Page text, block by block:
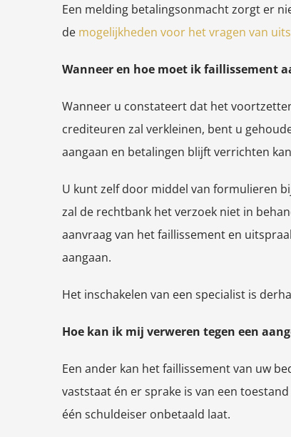
Een melding betalingsonmacht zorgt er
de mogelijkheden voor het vragen van
Wanneer en hoe moet ik faillissement
Wanneer u constateert dat het
crediteuren zal verkleinen, bent u
aangaan en betalingen blijft verrichten
U kunt zelf door middel van formulieren
zal de rechtbank het verzoek niet in
aanvraag van het faillissement en
aangaan.
Het inschakelen van een specialist is
Hoe kan ik mij verweren tegen een
Een ander kan het faillissement van uw
vaststaat én er sprake is van een
één schuldeiser onbetaald laat.